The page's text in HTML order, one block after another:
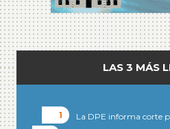
LAS 3 MÁS
La DPE informa corte